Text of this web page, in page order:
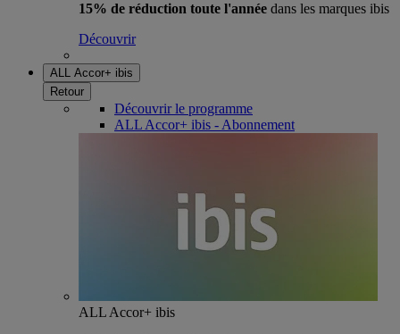
15% de réduction toute l'année dans les marques ibis
Découvrir
ALL Accor+ ibis
Retour
Découvrir le programme
ALL Accor+ ibis - Abonnement
ALL Accor+ ibis